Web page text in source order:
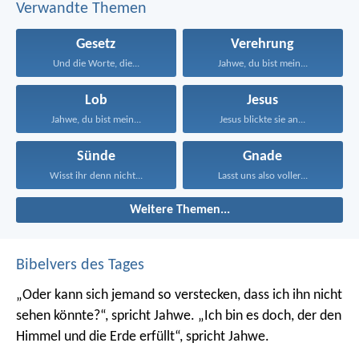
Verwandte Themen
Gesetz
Und die Worte, die...
Verehrung
Jahwe, du bist mein...
Lob
Jahwe, du bist mein...
Jesus
Jesus blickte sie an...
Sünde
Wisst ihr denn nicht...
Gnade
Lasst uns also voller...
Weitere Themen...
Bibelvers des Tages
„Oder kann sich jemand so verstecken, dass ich ihn nicht
sehen könnte?“, spricht Jahwe. „Ich bin es doch, der den
Himmel und die Erde erfüllt“, spricht Jahwe.